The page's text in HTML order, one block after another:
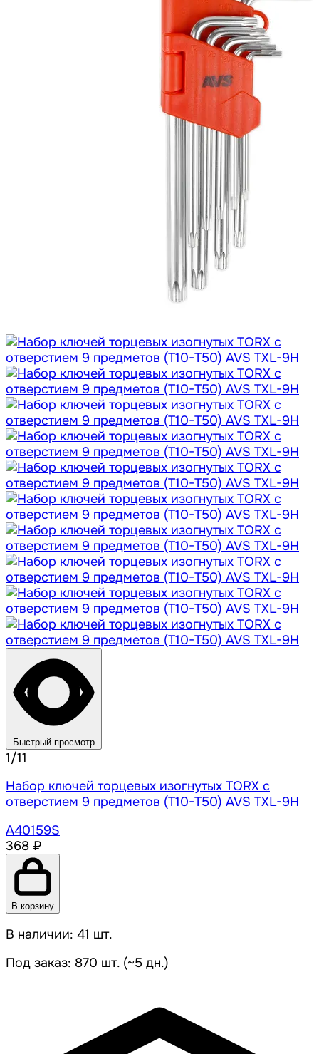
Быстрый просмотр
1/11
Набор ключей торцевых изогнутых TORX с
отверстием 9 предметов (T10-T50) AVS TXL-9H
A40159S
368 ₽
В корзину
В наличии: 41 шт.
Под заказ: 870 шт. (~5 дн.)